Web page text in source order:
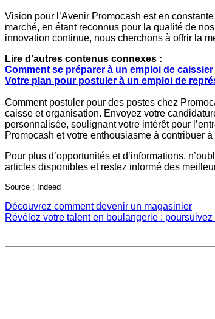
Vision pour l’Avenir Promocash est en
marché, en étant reconnus pour la qualité de
innovation continue, nous cherchons à offrir la
Lire d’autres contenus connexes :
Comment se préparer à un emploi de
Votre plan pour postuler à un emploi de
Comment postuler pour des postes chez
caisse et organisation. Envoyez votre
personnalisée, soulignant votre intérêt pour
Promocash et votre enthousiasme à contribuer à
Pour plus d’opportunités et d’informations,
articles disponibles et restez informé des
Source : Indeed
Découvrez comment devenir un magasinier
Révélez votre talent en boulangerie :